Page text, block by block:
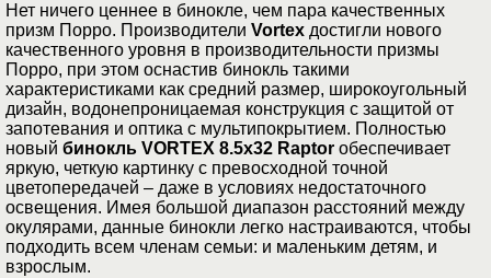
Нет ничего ценнее в бинокле, чем пара качественных
призм Порро. Производители Vortex достигли нового
качественного уровня в производительности призмы
Порро, при этом оснастив бинокль такими
характеристиками как средний размер, широкоугольный
дизайн, водонепроницаемая конструкция с защитой от
запотевания и оптика с мультипокрытием. Полностью
новый бинокль VORTEX 8.5x32 Raptor обеспечивает
яркую, четкую картинку с превосходной точной
цветопередачей – даже в условиях недостаточного
освещения. Имея большой диапазон расстояний между
окулярами, данные бинокли легко настраиваются, чтобы
подходить всем членам семьи: и маленьким детям, и
взрослым.